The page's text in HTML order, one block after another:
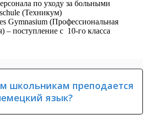
по уходу за больными
(Техникум)
Gymnasium (Профессиональная
– поступление с 10-го класса
школьникам преподается
язык?